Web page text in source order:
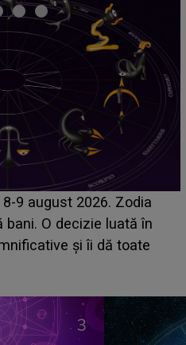
DETALIU ASCUNS până
concurentul din Casa
despre
eu nu te iubesc pentru